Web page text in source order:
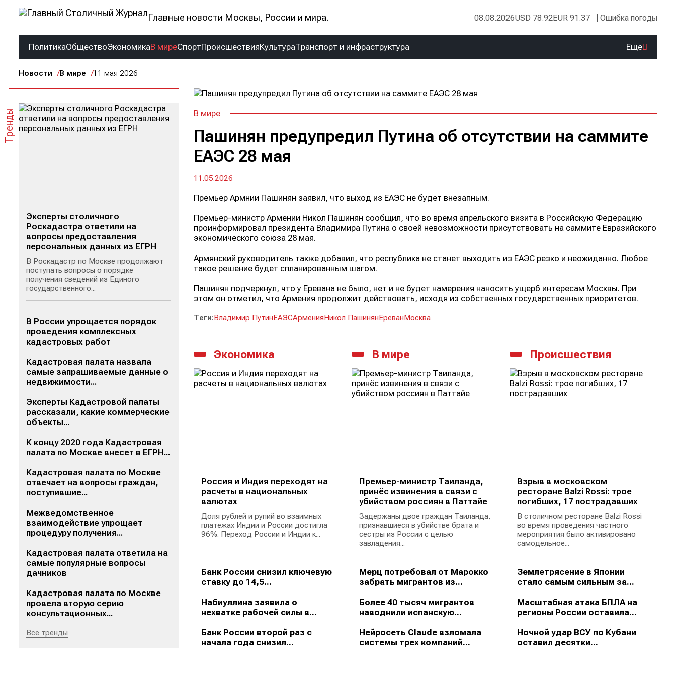
Главные новости Москвы, России и мира. 08.08.2026USD 78.92EUR 91.37 Ошибка погоды
ПолитикаОбществоЭкономикаВ миреСпортПроисшествияКультураТранспорт и инфраструктура Еще
Новости В мире 11 мая 2026
В мире
Пашинян предупредил Путина об отсутствии на саммите
ЕАЭС 28 мая
11.05.2026
Премьер Армнии Пашинян заявил, что выход из ЕАЭС не будет внезапным.
Премьер-министр Армении Никол Пашинян сообщил, что во время апрельского визита в Российскую Федерацию
проинформировал президента Владимира Путина о своей невозможности присутствовать на саммите Евразийского
экономического союза 28 мая.
Армянский руководитель также добавил, что республика не станет выходить из ЕАЭС резко и неожиданно. Любое
такое решение будет спланированным шагом.
Пашинян подчеркнул, что у Еревана не было, нет и не будет намерения наносить ущерб интересам Москвы. При
этом он отметил, что Армения продолжит действовать, исходя из собственных государственных приоритетов.
Теги:Владимир ПутинЕАЭСАрменияНикол ПашинянЕреванМосква
Экономика
Россия и Индия переходят на
расчеты в национальных
валютах
Доля рублей и рупий во взаимных
платежах Индии и России достигла
96%. Переход России и Индии к...
Банк России снизил ключевую
ставку до 14,5...
Набиуллина заявила о
нехватке рабочей силы в...
Банк России второй раз с
начала года снизил...
В мире
Премьер-министр Таиланда,
принёс извинения в связи с
убийством россиян в Паттайе
Задержаны двое граждан Таиланда,
признавшиеся в убийстве брата и
сестры из России с целью
завладения...
Мерц потребовал от Марокко
забрать мигрантов из...
Более 40 тысяч мигрантов
наводнили испанскую...
Нейросеть Claude взломала
системы трех компаний...
Происшествия
Взрыв в московском
ресторане Balzi Rossi: трое
погибших, 17 пострадавших
В столичном ресторане Balzi Rossi
во время проведения частного
мероприятия было активировано
самодельное...
Землетрясение в Японии
стало самым сильным за...
Масштабная атака БПЛА на
регионы России оставила...
Ночной удар ВСУ по Кубани
оставил десятки...
Тренды
Эксперты столичного
Роскадастра ответили на
вопросы предоставления
персональных данных из ЕГРН
В Роскадастр по Москве продолжают
поступать вопросы о порядке
получения сведений из Единого
государственного...
В России упрощается порядок
проведения комплексных
кадастровых работ
Кадастровая палата назвала
самые запрашиваемые данные о
недвижимости...
Эксперты Кадастровой палаты
рассказали, какие коммерческие
объекты...
К концу 2020 года Кадастровая
палата по Москве внесет в ЕГРН...
Кадастровая палата по Москве
отвечает на вопросы граждан,
поступившие...
Межведомственное
взаимодействие упрощает
процедуру получения...
Кадастровая палата ответила на
самые популярные вопросы
дачников
Кадастровая палата по Москве
провела вторую серию
консультационных...
Все тренды